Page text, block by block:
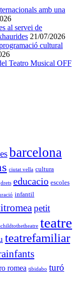
amb una
al servei de
21/07/2026
cultural
Teatro Musical OFF
barcelona
ciutat vella cultura
drets educacio escoles
infantil
petit
teatre
teatrefamiliar
romea tibidabo turó